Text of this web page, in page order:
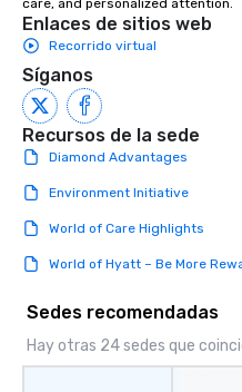
care, and personalized attention.
Enlaces de sitios web
Recorrido virtual
Síganos
Recursos de la sede
Diamond Advantages
Environment Initiative
World of Care Highlights
World of Hyatt – Be More
Sedes recomendadas
Hay otras 24 sedes que